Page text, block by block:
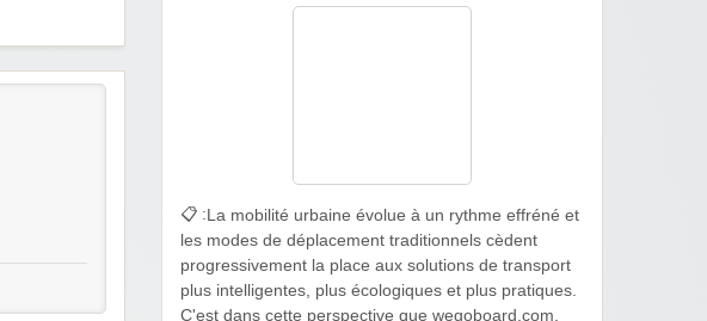
📋 : La mobilité urbaine évolue à un rythme effréné et
les modes de déplacement traditionnels cèdent
progressivement la place aux solutions de transport
plus intelligentes, plus écologiques et plus pratiques.
C'est dans cette perspective que wegoboard.com,